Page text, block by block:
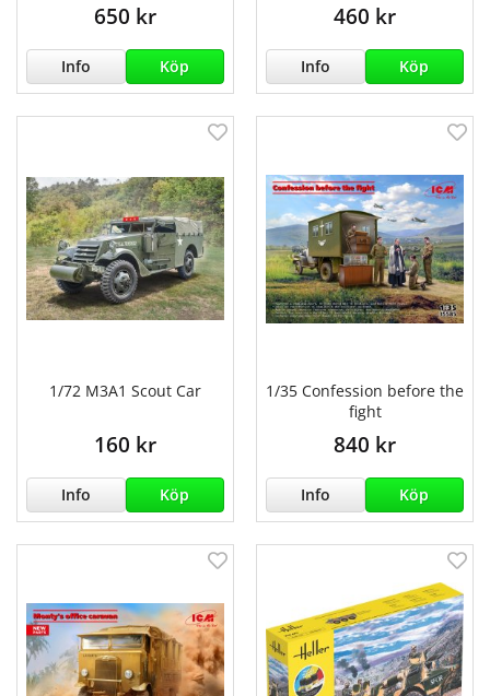
650 kr
Info Köp
460 kr
Info Köp
1/72 M3A1 Scout Car
160 kr
Info Köp
1/35 Confession before the
fight
840 kr
Info Köp